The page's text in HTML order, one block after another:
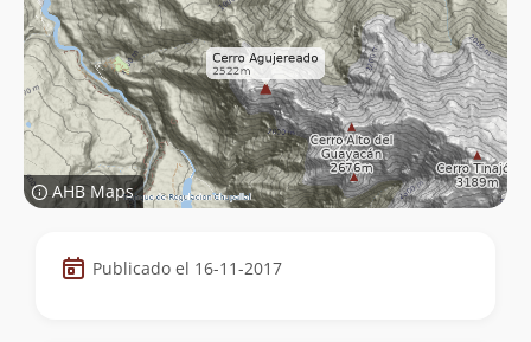
AHB Maps
Datos
de
Publicado el 16-11-2017